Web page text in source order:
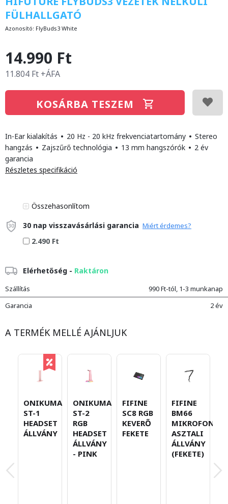
FÜLHALLGATÓ
Azonosító: FlyBuds3 White
14.990 Ft
11.804 Ft +ÁFA
KOSÁRBA TESZEM
In-Ear kialakítás • 20 Hz - 20 kHz frekvenciatartomány • Stereo
hangzás • Zajszűrő technológia • 13 mm hangszórók • 2 év
garancia
Részletes specifikáció
Összehasonlítom
30 nap visszavásárlási garancia Miért érdemes?
2.490 Ft
Elérhetőség - Raktáron
Szállítás
990 Ft-tól, 1-3 munkanap
Garancia
2 év
A TERMÉK MELLÉ AJÁNLJUK
ONIKUMA
ST-1
HEADSET
ÁLLVÁNY
ONIKUMA
ST-2
RGB
HEADSET
ÁLLVÁNY
- PINK
FIFINE
SC8 RGB
KEVERŐ
FEKETE
FIFINE
BM66
MIKROFON
ASZTALI
ÁLLVÁNY
(FEKETE)